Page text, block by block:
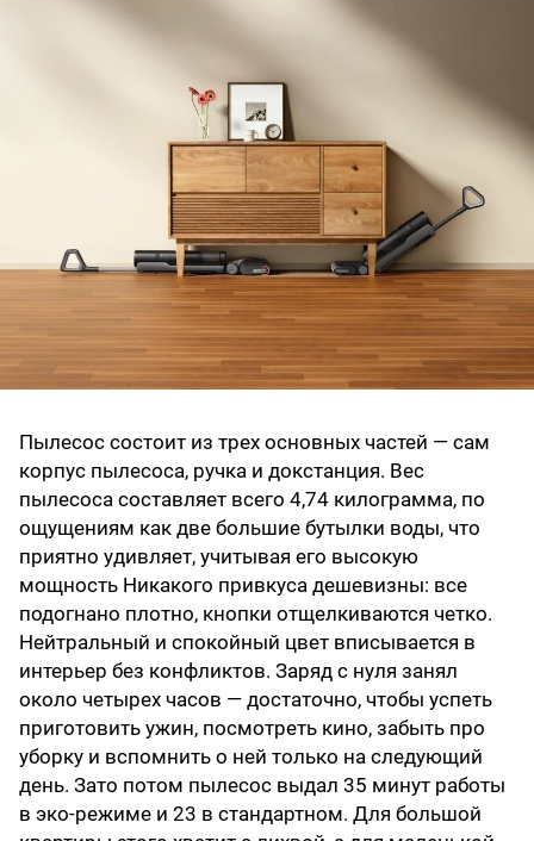
Пылесос состоит из трех основных частей — сам
корпус пылесоса, ручка и докстанция. Вес
пылесоса составляет всего 4,74 килограмма, по
ощущениям как две большие бутылки воды, что
приятно удивляет, учитывая его высокую
мощность Никакого привкуса дешевизны: все
подогнано плотно, кнопки отщелкиваются четко.
Нейтральный и спокойный цвет вписывается в
интерьер без конфликтов. Заряд с нуля занял
около четырех часов — достаточно, чтобы успеть
приготовить ужин, посмотреть кино, забыть про
уборку и вспомнить о ней только на следующий
день. Зато потом пылесос выдал 35 минут работы
в эко-режиме и 23 в стандартном. Для большой